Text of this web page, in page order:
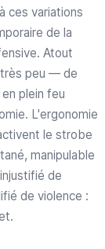
ces variations
de la
Atout
peu — de
plein feu
L'ergonomie
le strobe
manipulable
de
de violence :